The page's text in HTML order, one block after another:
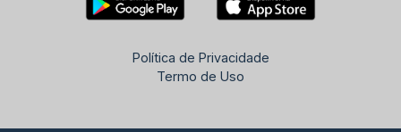
Política de Privacidade
Termo de Uso